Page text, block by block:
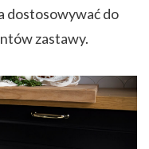
dostosowywać do
zastawy.